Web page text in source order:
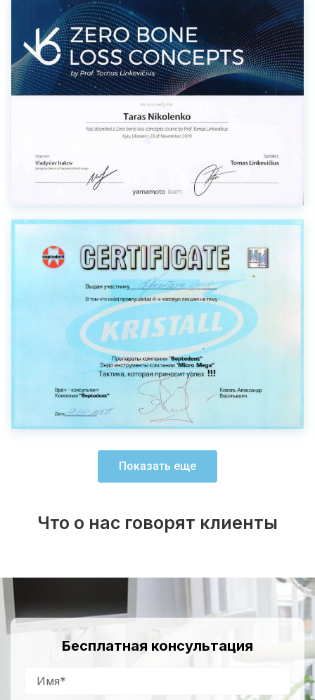
Показать еще
Что о нас говорят клиенты
Бесплатная консультация